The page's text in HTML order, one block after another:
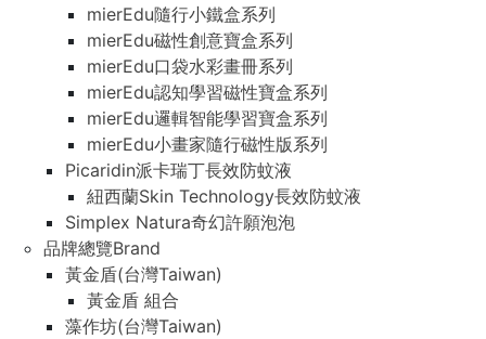
mierEdu隨行小鐵盒系列
mierEdu磁性創意寶盒系列
mierEdu口袋水彩畫冊系列
mierEdu認知學習磁性寶盒系列
mierEdu邏輯智能學習寶盒系列
mierEdu小畫家隨行磁性版系列
Picaridin派卡瑞丁長效防蚊液
紐西蘭Skin Technology長效防蚊液
Simplex Natura奇幻許願泡泡
品牌總覽Brand
黃金盾(台灣Taiwan)
黃金盾 組合
藻作坊(台灣Taiwan)